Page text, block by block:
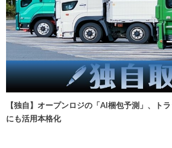
【独自】オープンロジの「AI梱包予測」、ト
にも活用本格化